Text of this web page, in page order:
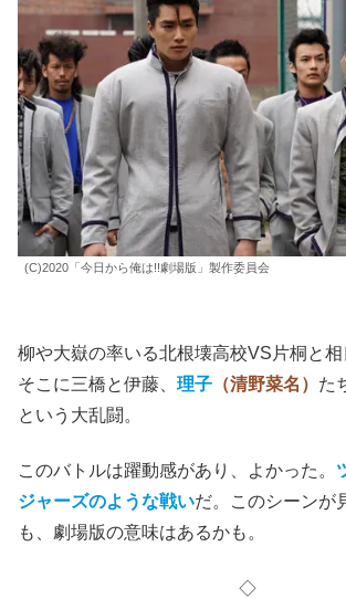
(C)2020「今日から俺は!!劇場版」製作委員会
柳や大嶽の率いる北根壊高校VS片桐と相
そこに三橋と伊藤、 理子 （清野菜名） た
という大乱闘。
このバトルは躍動感があり、よかった。
ジャーズのような戦いだ。このシーンが
も、劇場版の意味はあるかも。
◇